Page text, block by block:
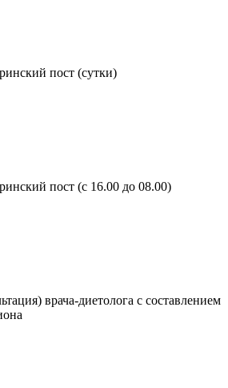
пост (сутки)
пост (с 16.00 до 08.00)
врача-диетолога с составлением